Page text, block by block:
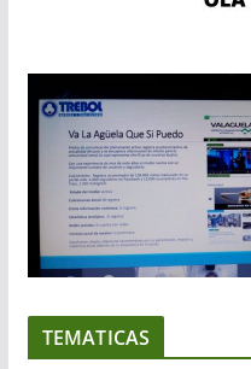
TEMATICAS